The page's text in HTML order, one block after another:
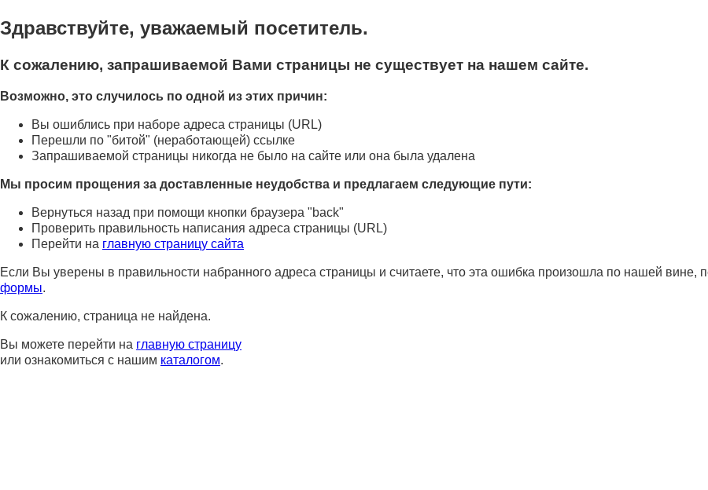
Здравствуйте, уважаемый посетитель.
К сожалению, запрашиваемой Вами страницы не существует на нашем сайте.
Возможно, это случилось по одной из этих причин:
Вы ошиблись при наборе адреса страницы (URL)
Перешли по "битой" (неработающей) ссылке
Запрашиваемой страницы никогда не было на сайте или она была удалена
Мы просим прощения за доставленные неудобства и предлагаем следующие пути:
Вернуться назад при помощи кнопки браузера "back"
Проверить правильность написания адреса страницы (URL)
Перейти на главную страницу сайта
Если Вы уверены в правильности набранного адреса страницы и считаете, что эта ошибка произошла по нашей
формы.
К сожалению, страница не найдена.
Вы можете перейти на главную страницу
или ознакомиться с нашим каталогом.